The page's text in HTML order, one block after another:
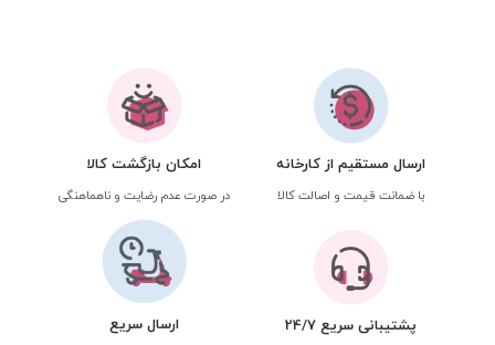
ارسال مستقیم از کارخانه
با ضمانت قیمت و اصالت کالا
امکان بازگشت کالا
در صورت عدم رضایت و ناهماهنگی
پشتیبانی سریع 24/7 ارسال سریع